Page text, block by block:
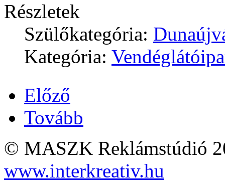
Részletek
Szülőkategória:
Kategória:
Előző
Tovább
© MASZK Reklámstúdió
www.interkreativ.hu